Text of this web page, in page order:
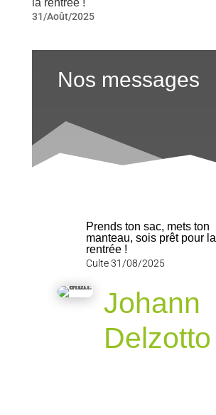
la rentrée !
31/Août/2025
Nos messages
Prends ton sac, mets ton
manteau, sois prêt pour la
rentrée !
Culte 31/08/2025
Johann
Delzotto